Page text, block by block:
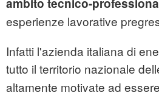
ambito tecnico-
esperienze lavorative
Infatti l'azienda italiana di
tutto il territorio nazionale
altamente motivate ad